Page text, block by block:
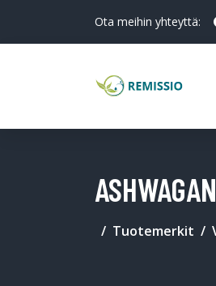
Ota meihin yhteyttä:
Tuotemerkit